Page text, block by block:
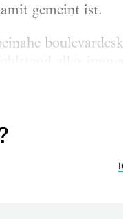
gemeint ist.